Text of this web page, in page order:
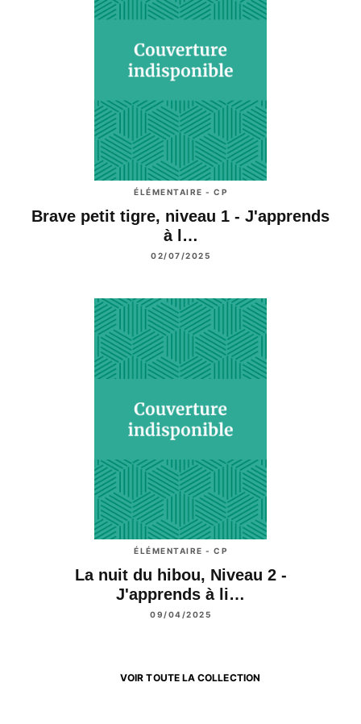
ÉLÉMENTAIRE - CP
Brave petit tigre, niveau 1 - J'apprends
à l…
02/07/2025
ÉLÉMENTAIRE - CP
La nuit du hibou, Niveau 2 -
J'apprends à li…
09/04/2025
VOIR TOUTE LA COLLECTION